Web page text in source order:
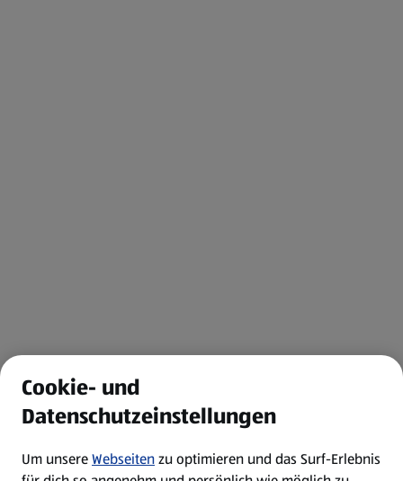
Cookie- und
Datenschutzeinstellungen
Um unsereWebseitenzu optimieren und das Surf-Erlebnis